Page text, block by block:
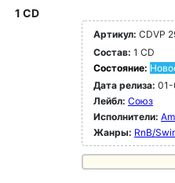
1 CD
Артикул: CDVP
Состав: 1 CD
Состояние:
Дата релиза:
Лейбл: Союз
Исполнители:
Жанры: RnB/